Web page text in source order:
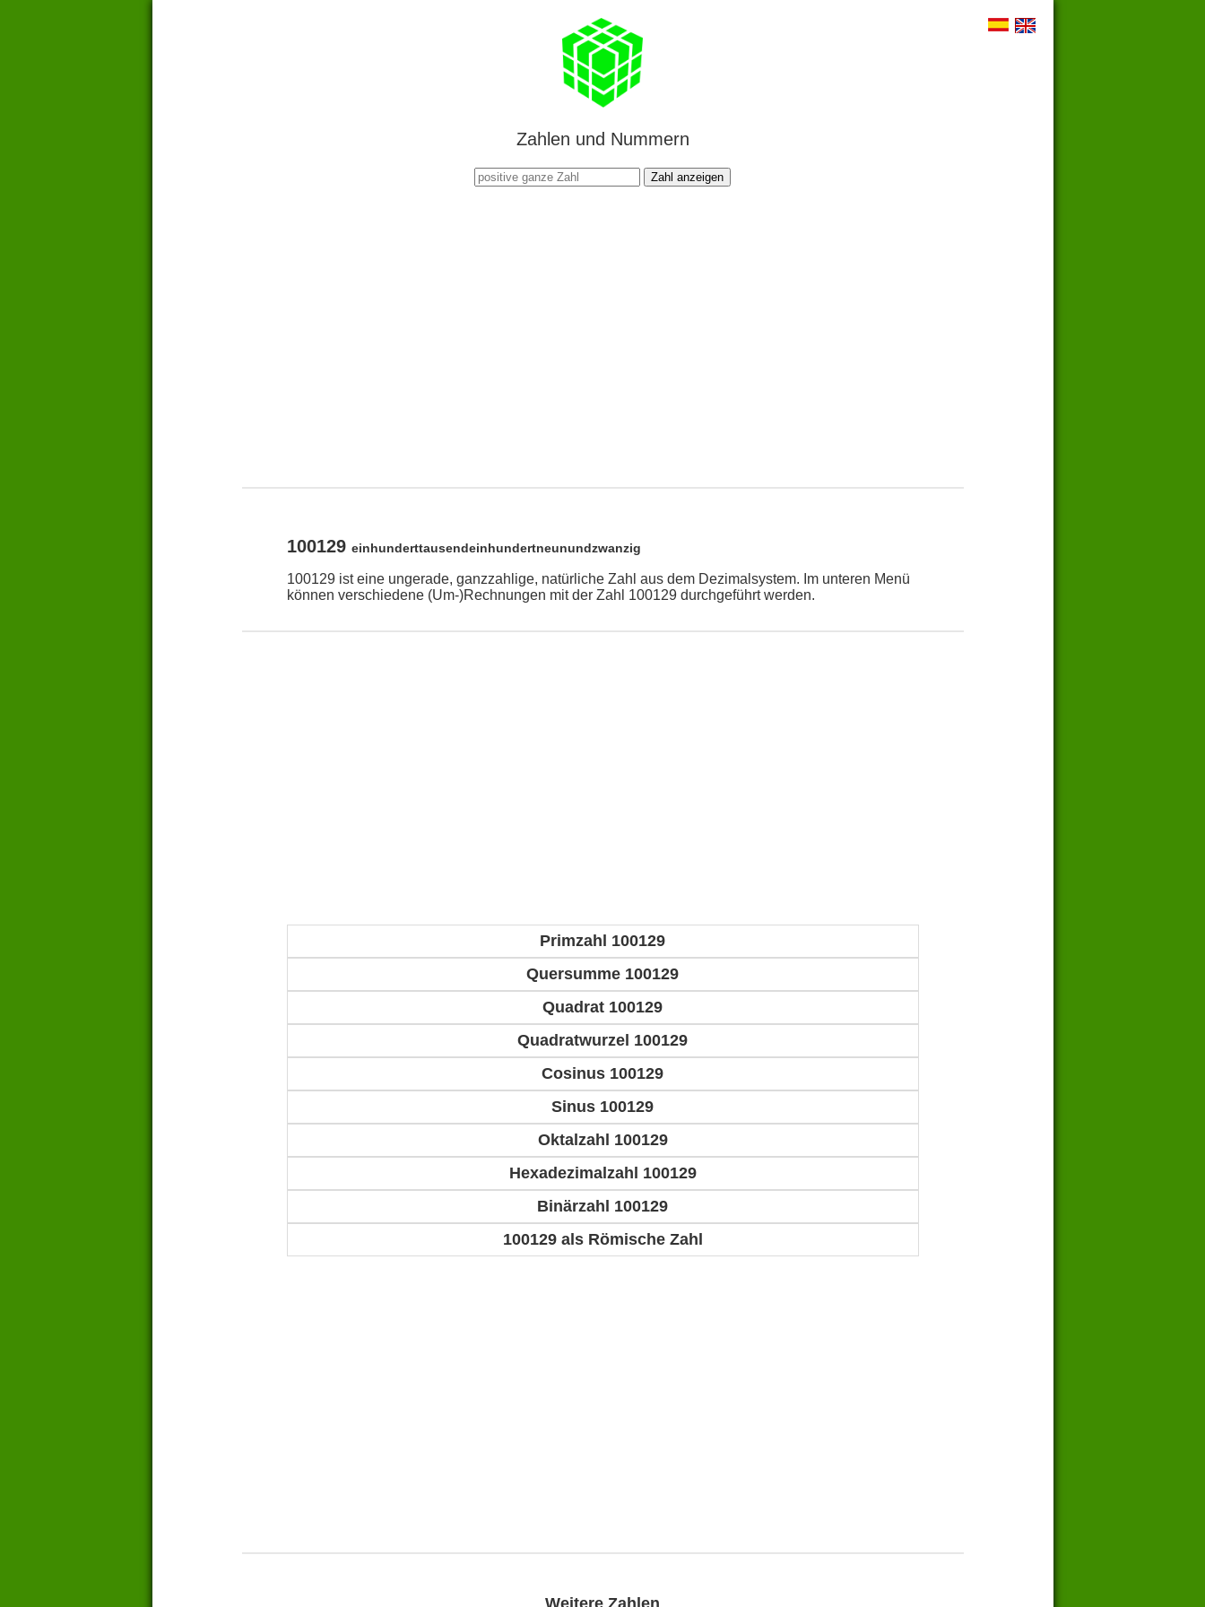
Zahlen und Nummern
Zahl anzeigen
100129 einhunderttausendeinhundertneunundzwanzig
100129 ist eine ungerade, ganzzahlige, natürliche Zahl aus dem Dezimalsystem. Im unteren Menü
können verschiedene (Um-)Rechnungen mit der Zahl 100129 durchgeführt werden.
Primzahl 100129
Quersumme 100129
Quadrat 100129
Quadratwurzel 100129
Cosinus 100129
Sinus 100129
Oktalzahl 100129
Hexadezimalzahl 100129
Binärzahl 100129
100129 als Römische Zahl